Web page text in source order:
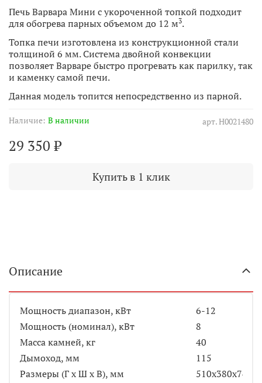
арт.Н0021480
Наличие: В наличии
29 350 ₽
Купить в 1 клик
Печь Варвара Мини с укороченной топкой подходит
для обогрева парных объемом до 12 м3.
Топка печи изготовлена из конструкционной стали
толщиной 6 мм. Система двойной конвекции
позволяет Варваре быстро прогревать как парилку, так
и каменку самой печи.
Данная модель топится непосредственно из парной.
Описание
Мощность диапазон, кВт
6-12
Мощность (номинал), кВт
8
Масса камней, кг
40
Дымоход, мм
115
Размеры (Г х Ш х В), мм
510х380х740